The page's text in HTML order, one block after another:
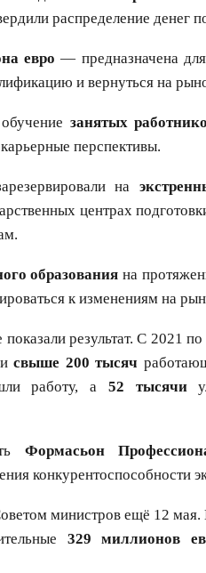
распределение денег
евро — предназначена
и вернуться на
занятых
перспективы.
на
центрах
образования на
к изменениям на
результат. С 2021
свыше 200 тысяч
работу, а 52 тысячи
Формасьон
конкурентоспособности
министров ещё 12 мая.
329 миллионов